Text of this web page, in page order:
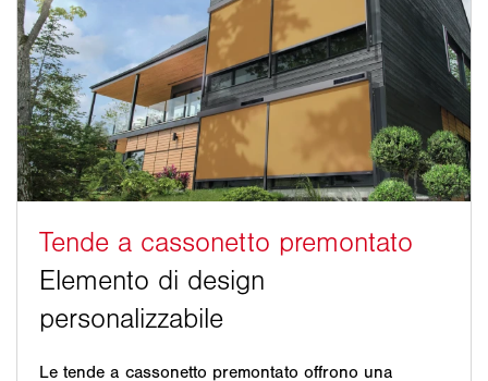
Le tende a cassonetto premontato offrono una